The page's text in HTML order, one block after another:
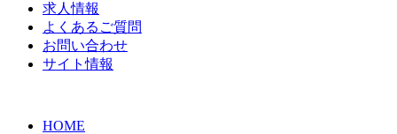
求人情報
よくあるご質問
お問い合わせ
サイト情報
HOME